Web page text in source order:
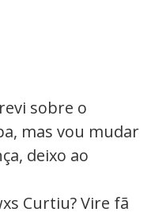
sobre o
mas vou mudar
deixo ao
Curtiu? Vire fã